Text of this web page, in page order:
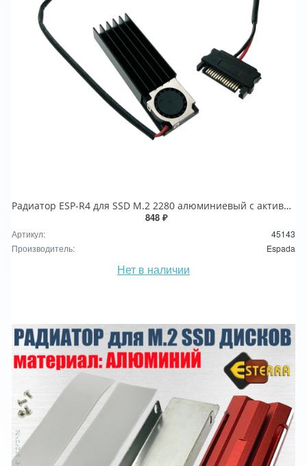
Радиатор ESP-R4 для SSD М.2 2280 алюминиевый с активным охлаждением, Espada
848 ₽
Артикул:
45143
Производитель:
Espada
Нет в наличии